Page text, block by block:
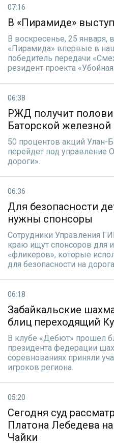
07:16
В «Пирамиде»
В воскресенье, 25 января,
«Пирамида» впервые в
победитель передачи
резидент проекта
06:38
РЖД получит
Баторской железной
50 процентов акций Улан-
перейдет под управление
дороги».
06:36
Для безопасности
нужны спонсоры
Сотрудники Управления
краю ищут спонсоров для
«фликеров», которые
для безопасности на
06:18
Забайкальские
блиц переходящий
В клубе «Дебют» прошел
президента федерации
соревнованиях приняли
игроков региона.
05:20
Сегодня суд
Платона Лебедева
Чайки